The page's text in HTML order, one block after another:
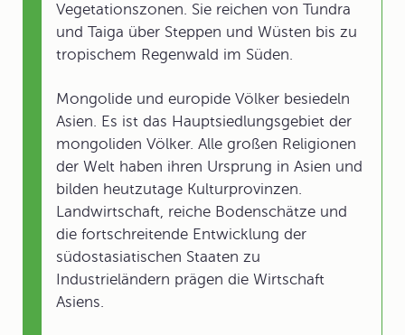
Vegetationszonen. Sie reichen von Tundra
und Taiga über Steppen und Wüsten bis zu
tropischem Regenwald im Süden.
Mongolide und europide Völker besiedeln
Asien. Es ist das Hauptsiedlungsgebiet der
mongoliden Völker. Alle großen Religionen
der Welt haben ihren Ursprung in Asien und
bilden heutzutage Kulturprovinzen.
Landwirtschaft, reiche Bodenschätze und
die fortschreitende Entwicklung der
südostasiatischen Staaten zu
Industrieländern prägen die Wirtschaft
Asiens.